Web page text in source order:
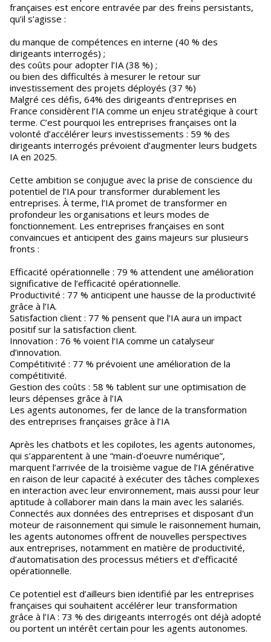
françaises est encore entravée par des freins persistants,
qu’il s’agisse :
du manque de compétences en interne (40 % des
dirigeants interrogés) ;
des coûts pour adopter l’IA (38 %) ;
ou bien des difficultés à mesurer le retour sur
investissement des projets déployés (37 %)
Malgré ces défis, 64% des dirigeants d’entreprises en
France considèrent l’IA comme un enjeu stratégique à court
terme. C’est pourquoi les entreprises françaises ont la
volonté d’accélérer leurs investissements : 59 % des
dirigeants interrogés prévoient d’augmenter leurs budgets
IA en 2025.
Cette ambition se conjugue avec la prise de conscience du
potentiel de l’IA pour transformer durablement les
entreprises. À terme, l’IA promet de transformer en
profondeur les organisations et leurs modes de
fonctionnement. Les entreprises françaises en sont
convaincues et anticipent des gains majeurs sur plusieurs
fronts :
Efficacité opérationnelle : 79 % attendent une amélioration
significative de l’efficacité opérationnelle.
Productivité : 77 % anticipent une hausse de la productivité
grâce à l’IA.
Satisfaction client : 77 % pensent que l’IA aura un impact
positif sur la satisfaction client.
Innovation : 76 % voient l’IA comme un catalyseur
d’innovation.
Compétitivité : 77 % prévoient une amélioration de la
compétitivité.
Gestion des coûts : 58 % tablent sur une optimisation de
leurs dépenses grâce à l’IA
Les agents autonomes, fer de lance de la transformation
des entreprises françaises grâce à l’IA
Après les chatbots et les copilotes, les agents autonomes,
qui s’apparentent à une “main-d’oeuvre numérique”,
marquent l’arrivée de la troisième vague de l’IA générative
en raison de leur capacité à exécuter des tâches complexes
en interaction avec leur environnement, mais aussi pour leur
aptitude à collaborer main dans la main avec les salariés.
Connectés aux données des entreprises et disposant d'un
moteur de raisonnement qui simule le raisonnement humain,
les agents autonomes offrent de nouvelles perspectives
aux entreprises, notamment en matière de productivité,
d’automatisation des processus métiers et d’efficacité
opérationnelle.
Ce potentiel est d’ailleurs bien identifié par les entreprises
françaises qui souhaitent accélérer leur transformation
grâce à l’IA : 73 % des dirigeants interrogés ont déjà adopté
ou portent un intérêt certain pour les agents autonomes.